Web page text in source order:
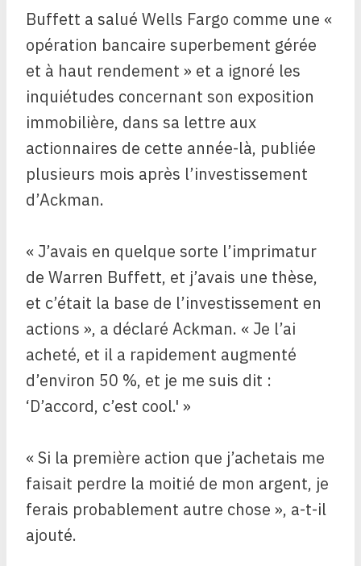
Buffett a salué Wells Fargo comme une «
opération bancaire superbement gérée
et à haut rendement » et a ignoré les
inquiétudes concernant son exposition
immobilière, dans sa lettre aux
actionnaires de cette année-là, publiée
plusieurs mois après l’investissement
d’Ackman.
« J’avais en quelque sorte l’imprimatur
de Warren Buffett, et j’avais une thèse,
et c’était la base de l’investissement en
actions », a déclaré Ackman. « Je l’ai
acheté, et il a rapidement augmenté
d’environ 50 %, et je me suis dit :
‘D’accord, c’est cool.' »
« Si la première action que j’achetais me
faisait perdre la moitié de mon argent, je
ferais probablement autre chose », a-t-il
ajouté.